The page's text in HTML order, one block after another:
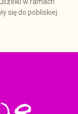
się do pobliskiej